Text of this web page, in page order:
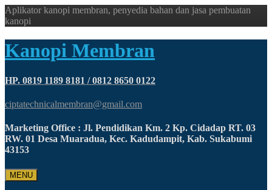
Aplikator kanopi membran, penyedia bahan dan jasa pembuatan
kanopi
Kanopi Membran
HP. 0819 1189 8181 / 0812 8650 0122
ciptatechnicalmembran@gmail.com
Marketing Office : Jl. Pendidikan Km. 2 Kp. Cidadap RT. 03
RW. 01 Desa Muaradua, Kec. Kadudampit, Kab. Sukabumi
43153
MENU